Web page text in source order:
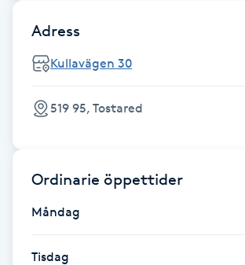
Fransar
Fransförlängning Megavolym
Fransförlängning Volym
Adress
Kullavägen 30
519 95, Tostared
Ordinarie öppettider
Måndag
Tisdag